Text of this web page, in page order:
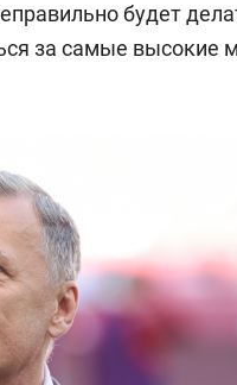
будет
за самые высокие